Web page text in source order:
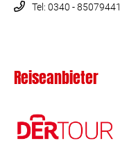
Tel: 0340 - 85079441
Reiseanbieter